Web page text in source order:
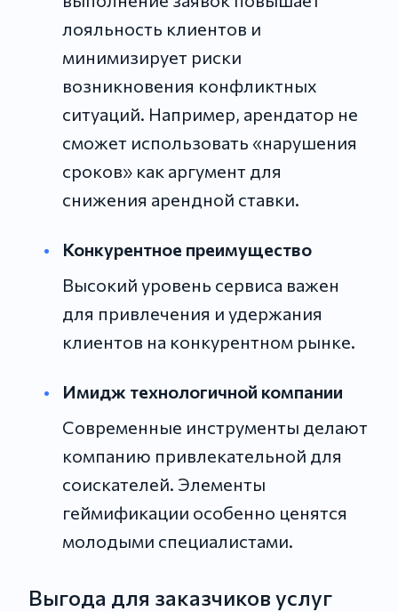
лояльность клиентов и
минимизирует риски
возникновения конфликтных
ситуаций. Например, арендатор не
сможет использовать «нарушения
сроков» как аргумент для
снижения арендной ставки.
Конкурентное преимущество
Высокий уровень сервиса важен
для привлечения и удержания
клиентов на конкурентном рынке.
Имидж технологичной компании
Современные инструменты делают
компанию привлекательной для
соискателей. Элементы
геймификации особенно ценятся
молодыми специалистами.
Выгода для заказчиков услуг